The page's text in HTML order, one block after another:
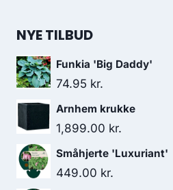
NYE TILBUD
Funkia 'Big Daddy'
74.95 kr.
Arnhem krukke
1,899.00 kr.
Småhjerte 'Luxuriant'
449.00 kr.